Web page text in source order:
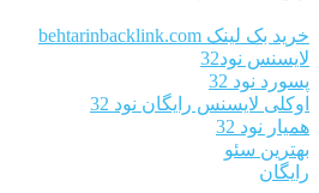
خرید بک لینک behtarinbacklink.com
لایسنس نود32
پسورد نود 32
اوکلی لایسنس رایگان نود 32
همیار نود 32
بهترین سئو
رایگان